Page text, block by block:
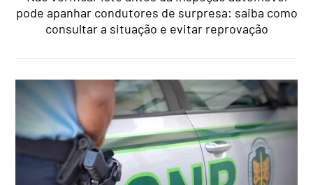
pode apanhar condutores de surpresa: saiba como
consultar a situação e evitar reprovação